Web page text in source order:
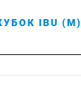
IBU (М)